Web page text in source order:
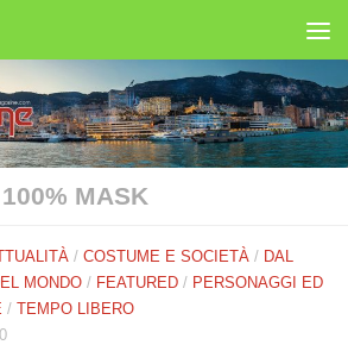
100% MASK
/ COSTUME E SOCIETÀ / DAL
MONDO / FEATURED / PERSONAGGI ED
/ TEMPO LIBERO